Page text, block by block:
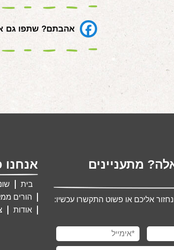
אהבתם? שתפו גם
מתעניינים
אליכם או פשוט התקשרו עכשיו:
אנחנו
בית
הורים
אודות